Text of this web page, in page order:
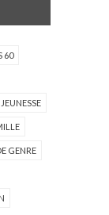
60
JEUNESSE
GENRE